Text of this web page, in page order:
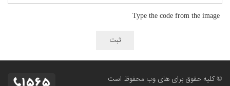
Type the code from the image
© کلیه حقوق برای های وب محفوظ است